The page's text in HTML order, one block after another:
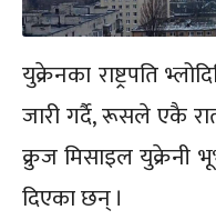
युक्रेनका राष्ट्रपति
जारी गर्दै, रूसले एकै
क्रुज मिसाइल युक्रेनी
दिएका छन् ।